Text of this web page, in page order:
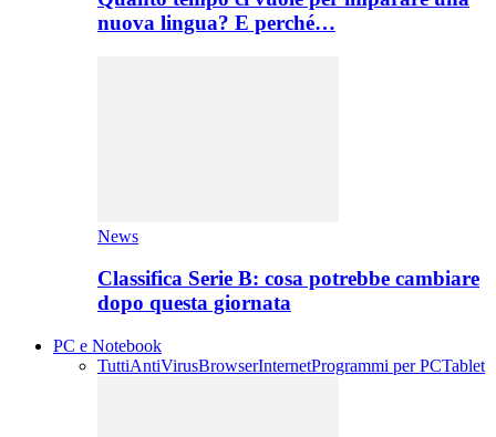
nuova lingua? E perché…
News
Classifica Serie B: cosa potrebbe cambiare
dopo questa giornata
PC e Notebook
TuttiAntiVirusBrowserInternetProgrammi per PCTablet